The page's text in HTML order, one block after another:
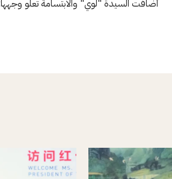
أضافت السيدة "لوي" والابتسامة تعلو